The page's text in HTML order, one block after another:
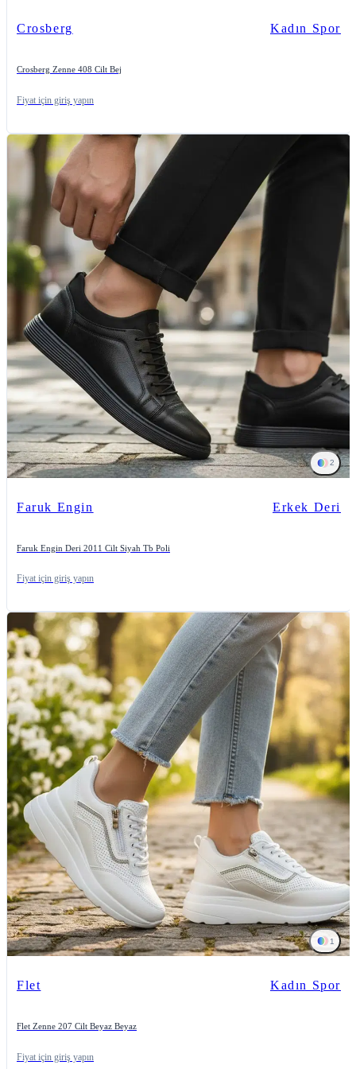
Crosberg Kadın Spor
Crosberg Zenne 408 Cilt Bej
Fiyat için giriş yapın
2
Faruk Engin Erkek Deri
Faruk Engin Deri 2011 Cilt Siyah Tb Poli
Fiyat için giriş yapın
1
Flet Kadın Spor
Flet Zenne 207 Cilt Beyaz Beyaz
Fiyat için giriş yapın